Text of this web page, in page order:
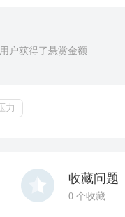
户获得了悬赏金额
力
收藏问题
0个收藏